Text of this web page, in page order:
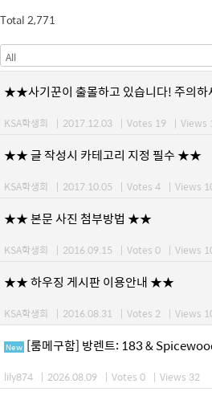
Total 2,771
★★사기꾼이 출몰하고 있습니다! 주의
KSA학생회 | 2017.12.03 | Votes 19 | Views
★★ 글 작성시 카테고리 지정 필수 ★★
KSA학생회 | 2017.10.05 | Votes 4 | Views
★★ 본문 사진 첨부방법 ★★
KSA학생회 | 2016.09.15 | Votes 0 | Views
★★ 하우징 게시판 이용안내 ★★
KSA학생회 | 2016.08.31 | Votes 2 | Views
New [룸메구함] 방렌트: 183 &
lily874 | 2026.08.09 | Votes 0 | Views 32